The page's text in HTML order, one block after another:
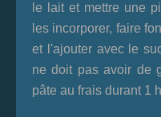
le lait et mettre une
les incorporer, faire
et l'ajouter avec le
ne doit pas avoir de
pâte au frais durant 1